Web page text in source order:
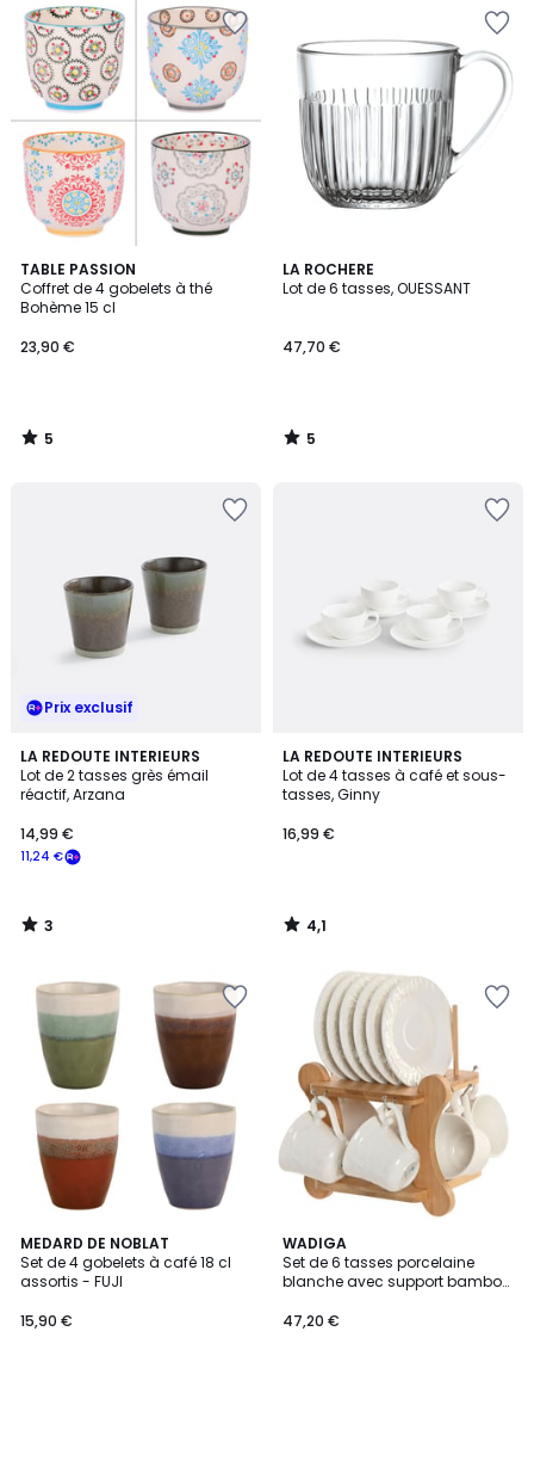
TABLE PASSION
Coffret de 4 gobelets à thé
Bohème 15 cl
23,90 €
5
/
5
5
/
LA ROCHERE
Lot de 6 tasses, OUESSANT
47,70 €
5
/
5
/
Prix exclusif
LA REDOUTE INTERIEURS
Lot de 2 tasses grès émail
réactif, Arzana
11,24 €
14,99 €
3
/
5
3
/
LA REDOUTE INTERIEURS
Lot de 4 tasses à café et sous-
tasses, Ginny
16,99 €
4,1
/ 5
4,1
/
MEDARD DE NOBLAT
Set de 4 gobelets à café 18 cl
assortis - FUJI
15,90 €
WADIGA
Set de 6 tasses porcelaine
blanche avec support bambou
47,20 €